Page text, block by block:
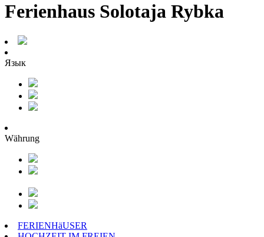
Ferienhaus Solotaja Rybka
Язык
Währung
FERIENHäUSER